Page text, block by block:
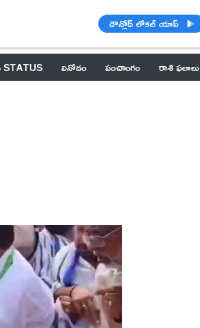
డౌన్లోడ్ లోకల్ యాప్
వినోదం పంచాంగం రాశి ఫలాలు